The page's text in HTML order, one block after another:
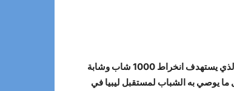
، الذي يستهدف انخراط 1000 شاب وشابة
جمع التوصيات المقدمة من الشباب في جميع الورش ونشرها في تقرير في يونيو من العام المقبل 2025، يفصل ما يوصي به الشباب لمستقبل ليبيا في